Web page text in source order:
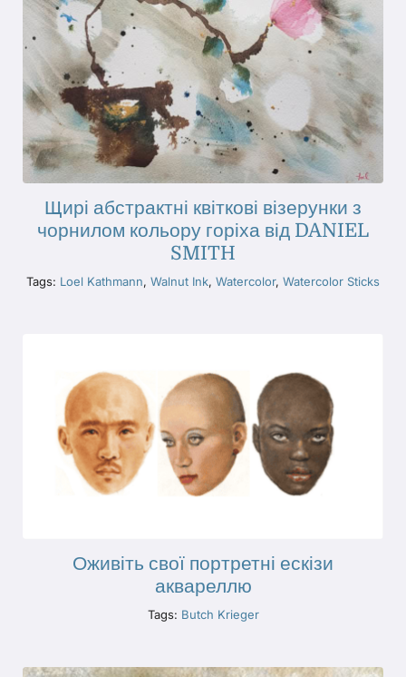
Щирі абстрактні квіткові візерунки з
чорнилом кольору горіха від DANIEL
SMITH
Tags: Loel Kathmann, Walnut Ink, Watercolor, Watercolor Sticks
Оживіть свої портретні ескізи
аквареллю
Tags: Butch Krieger